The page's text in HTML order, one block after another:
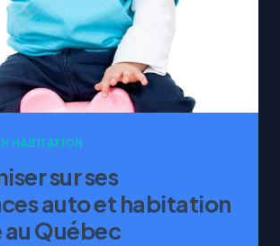
HABITATION
sur ses
auto et habitation
au Québec